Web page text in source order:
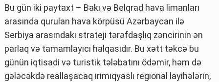
Bu gün iki paytaxt – Bakı və Belqrad hava limanları
arasında qurulan hava körpüsü Azərbaycan ilə
Serbiya arasındakı strateji tərəfdaşlıq zəncirinin ən
parlaq və tamamlayıcı halqasıdır. Bu xətt təkcə bu
günün iqtisadi və turistik tələbatını ödəmir, həm də
gələcəkdə reallaşacaq irimiqyaslı regional layihələrin,